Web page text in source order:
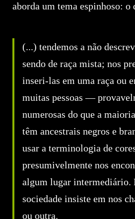
aborda um tema espinhoso: o
(...) tendemos a não
sendo de raça mista; nos
inseri-las em uma raça ou
muitas pessoas —
numerosas do que a
têm ancestrais negros e
usar a terminologia de
presumivelmente nos
algum lugar intermediário.
sociedade insiste em nos
ou outra.